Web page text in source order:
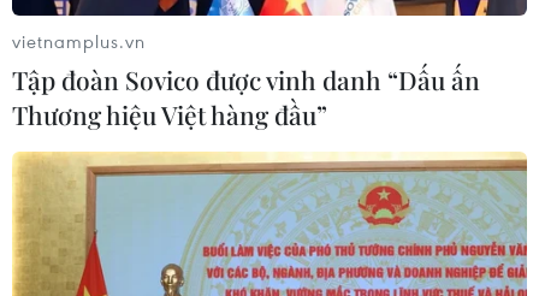
Xem thêm
CƠ QUAN CHỦ QUẢN: THÔNG TẤN XÃ VIỆT NAM
vietnamplus.vn
Tập đoàn Sovico được vinh danh “Dấu ấn
Thương hiệu Việt hàng đầu”